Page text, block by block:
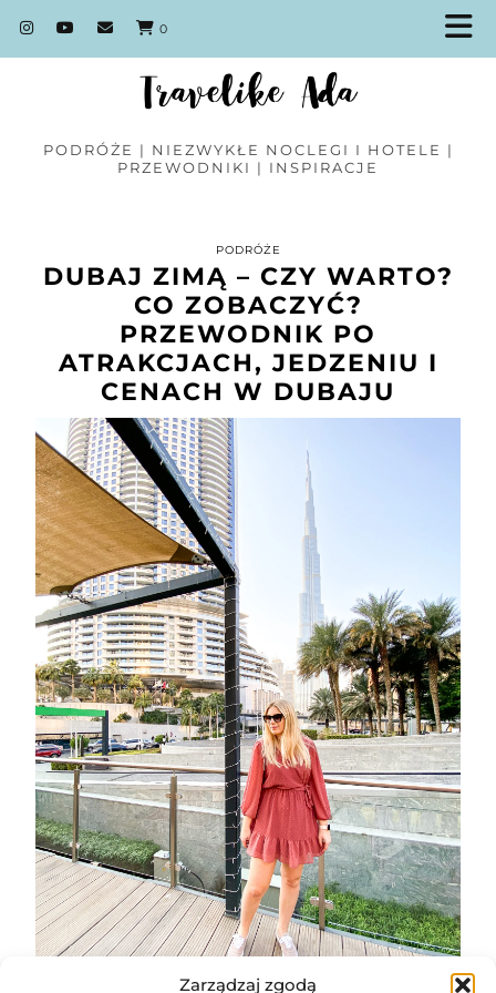
0
Zarządzaj zgodą
PODRÓŻE | NIEZWYKŁE NOCLEGI I HOTELE |
PRZEWODNIKI | INSPIRACJE
PODRÓŻE
DUBAJ ZIMĄ – CZY WARTO?
CO ZOBACZYĆ?
PRZEWODNIK PO
ATRAKCJACH, JEDZENIU I
CENACH W DUBAJU